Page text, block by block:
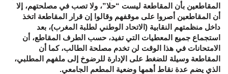
المقاطعين بأن المقاطعة ليست “حلا”، ولا تصب في مصلحتهم، إلا
أن المقاطعين أصروا على موقفهم وقالوا إن قرار المقاطعة اتخذ
داخل منظمتهم النقابية (الاتحاد الوطني لطلبة المغرب)، بعد
استجماع جميع المعطيات التي تفيد، حسب الطرف المقاطع، أن
الامتحانات في هذا الوقت لن تخدم مصلحة الطالب، كما أن
المقاطعة وسيلة للضغط على الإدارة للرضوخ إلى ملفهم المطلبي،
الذي يضم عدة نقاط أهمها وضعية المطعم الجامعي.